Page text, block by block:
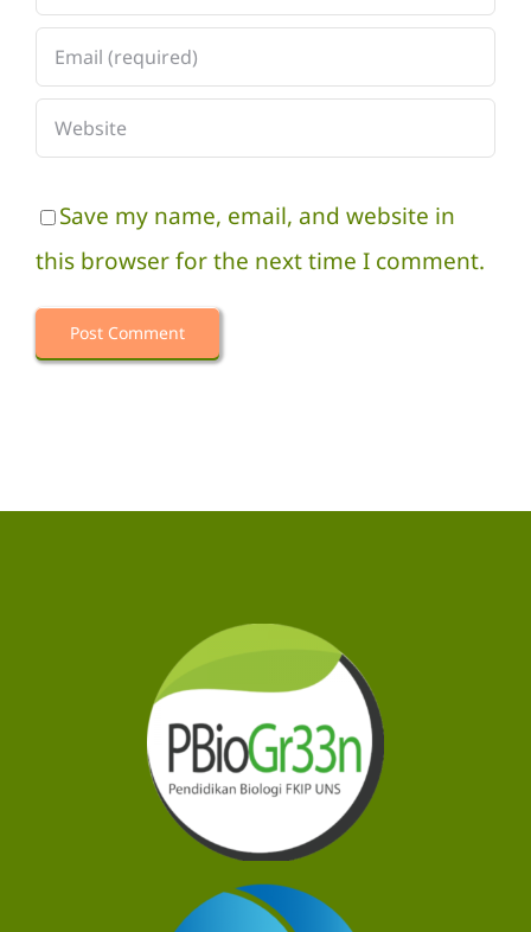
Save my name, email, and website in
this browser for the next time I comment.